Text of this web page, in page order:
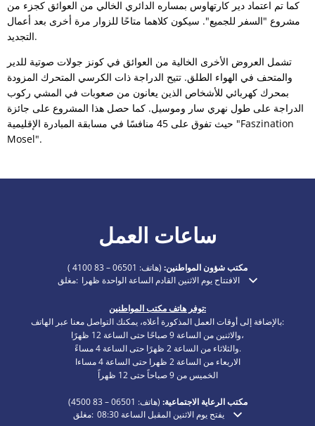
كما تم اعتماد دير كارتهاوس بمساره الدائري الخالي من العوائق كجزء من
مشروع "السفر للجميع". سيكون كلاهما متاحًا للزوار مرة أخرى بعد أعمال
التجديد.
تشمل العروض الأخرى الخالية من العوائق في كونز جولات صوتية للدير
والمتحف في الهواء الطلق. تتيح الدراجة ذات الكرسي المتحرك المزودة
بمحرك كهربائي للأشخاص الذين يعانون من صعوبات في المشي ركوب
الدراجة على طول نهري سار وموسيل. كما حصل هذا المشروع على جائزة
حيث تفوق على 45 منافسًا في مسابقة المبادرة الإقليمية "Faszination
Mosel".
ساعات العمل
مكتب شؤون المواطنين: (هاتف:
)
انقر لإخفاء أوقات الفتح أو الإغلاق الإضافية
مغلق: الافتتاح يوم الاثنين القادم الساعة الواحدة ظهرا
توفر هاتف مكتب المواطنين:
بالإضافة إلى أوقات العمل المذكورة أعلاه، يمكنك التواصل معنا عبر الهاتف:
والاثنين من الساعة 9 صباحًا حتى الساعة 12 ظهرًا،
والثلاثاء من الساعة 2 ظهرًا حتى الساعة 4 مساءً.
الاربعاء من الساعة 2 ظهرا حتى الساعة 4 مساءا
الخميس من 9 صباحاً حتى 12 ظهراً
مكتب الرعاية الاجتماعية: (هاتف:
4500)
انقر لإخفاء أوقات الفتح أو الإغلاق الإضافية
مغلق: يفتح يوم الاثنين المقبل الساعة 08:30